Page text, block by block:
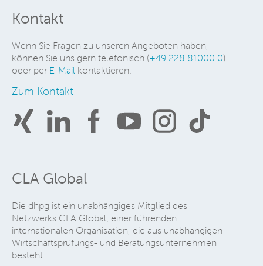
Kontakt
Wenn Sie Fragen zu unseren Angeboten haben,
können Sie uns gern telefonisch (+49 228 81000 0)
oder per E-Mail kontaktieren.
Zum Kontakt
CLA Global
Die dhpg ist ein unabhängiges Mitglied des
Netzwerks CLA Global, einer führenden
internationalen Organisation, die aus unabhängigen
Wirtschaftsprüfungs- und Beratungsunternehmen
besteht.